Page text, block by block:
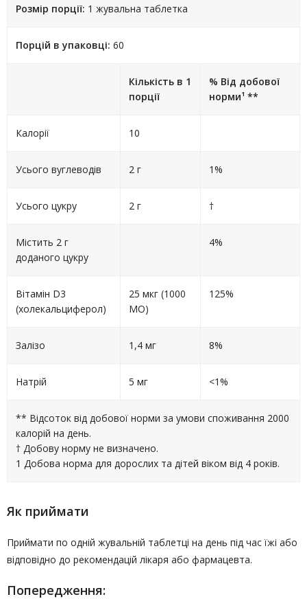
Розмір порції: 1 жувальна таблетка
Порцій в упаковці: 60
Кількість в 1
порції
% Від добової
норми¹ **
Калорії 10
Усього вуглеводів 2 г 1%
Усього цукру 2 г †
Містить 2 г
доданого цукру
4%
Вітамін D3
(холекальциферол)
25 мкг (1000
МО)
125%
Залізо 1,4 мг 8%
Натрій 5 мг <1%
** Відсоток від добової норми за умови споживання 2000
калорій на день.
† Добову норму не визначено.
1 Добова норма для дорослих та дітей віком від 4 років.
Як приймати
Приймати по одній жувальній таблетці на день під час їжі або
відповідно до рекомендацій лікаря або фармацевта.
Попередження: